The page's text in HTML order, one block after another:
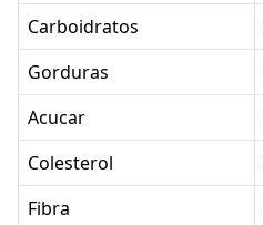
Carboidratos
Gorduras
Acucar
Colesterol
Fibra